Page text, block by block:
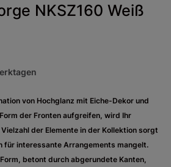
NKSZ160 Weiß
von Hochglanz mit Eiche-Dekor und
der Fronten aufgreifen, wird Ihr
der Elemente in der Kollektion sorgt
für interessante Arrangements mangelt.
betont durch abgerundete Kanten,